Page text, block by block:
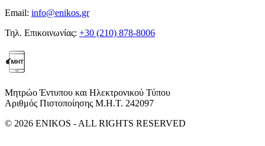
Email: info@enikos.gr
Τηλ. Επικοινωνίας: +30 (210) 878-8006
Μητρώο Έντυπου και Ηλεκτρονικού Τύπου
Αριθμός Πιστοποίησης Μ.Η.Τ. 242097
© 2026 ENIKOS - ALL RIGHTS RESERVED